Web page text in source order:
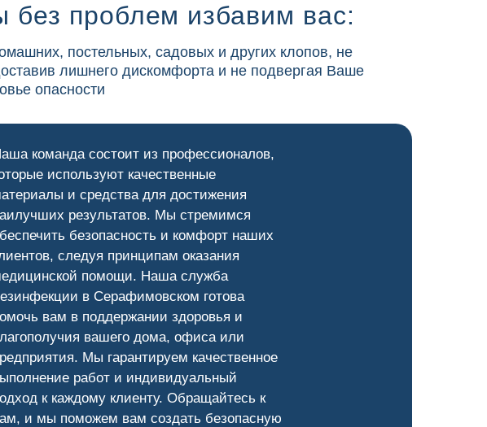
без проблем избавим вас:
постельных, садовых и других клопов, не
лишнего дискомфорта и не подвергая Ваше
опасности
команда состоит из профессионалов,
используют качественные
и средства для достижения
результатов. Мы стремимся
безопасность и комфорт наших
следуя принципам оказания
помощи. Наша служба
в Серафимовском готова
вам в поддержании здоровья и
вашего дома, офиса или
Мы гарантируем качественное
работ и индивидуальный
к каждому клиенту. Обращайтесь к
и мы поможем вам создать безопасную